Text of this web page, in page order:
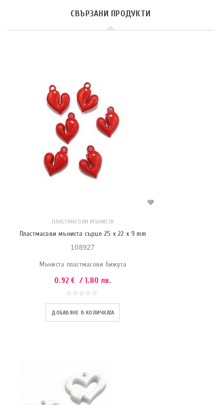
СВЪРЗАНИ ПРОДУКТИ
ПЛАСТМАСОВИ МЪНИСТА
Пластмасови мъниста сърце 25 x 22 x 9 mm
108927
Мъниста пластмасови бижута
0.92€ / 1.80 лв.
ДОБАВЯНЕ В КОЛИЧКАТА